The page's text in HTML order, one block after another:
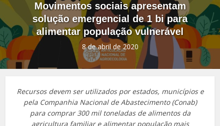
Movimentos sociais apresentam
solução emergencial de 1 bi para
alimentar população vulnerável
8 de abril de 2020
Recursos devem ser utilizados por estados, municípios e
pela Companhia Nacional de Abastecimento (Conab)
para comprar 300 mil toneladas de alimentos da
agricultura familiar e alimentar população mais